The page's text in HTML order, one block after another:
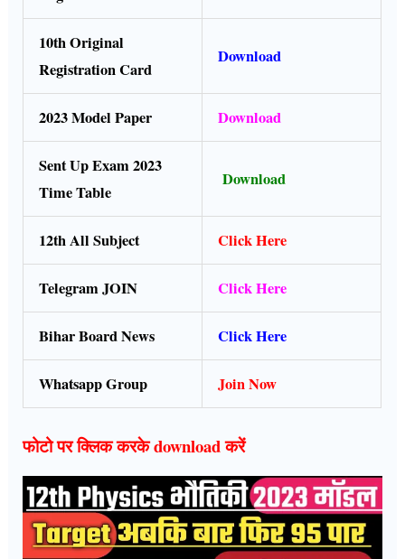
10th Original
Registration Card
Download
2023 Model Paper Download
Sent Up Exam 2023
Time Table
Download
12th All Subject Click Here
Telegram JOIN Click Here
Bihar Board News Click Here
Whatsapp Group Join Now
फोटो पर क्लिक करके download करें